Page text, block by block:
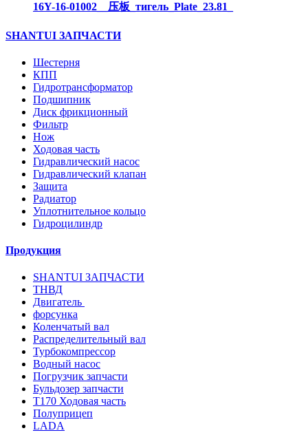
16Y-16-01002__压板_тигель_Plate_23.81_
SHANTUI ЗАПЧАСТИ
Шестерня
КПП
Гидротрансформатор
Подшипник
Диск фрикционный
Фильтр
Нож
Ходовая часть
Гидравлический насос
Гидравлический клапан
Защита
Радиатор
Уплотнительное кольцо
Гидроцилиндр
Продукция
SHANTUI ЗАПЧАСТИ
ТНВД
Двигатель
форсунка
Коленчатый вал
Распределительный вал
Турбокомпрессор
Водный насос
Погрузчик запчасти
Бульдозер запчасти
T170 Ходовая часть
Полуприцеп
LADA